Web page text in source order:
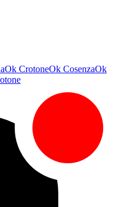
CrotoneOk CosenzaOk